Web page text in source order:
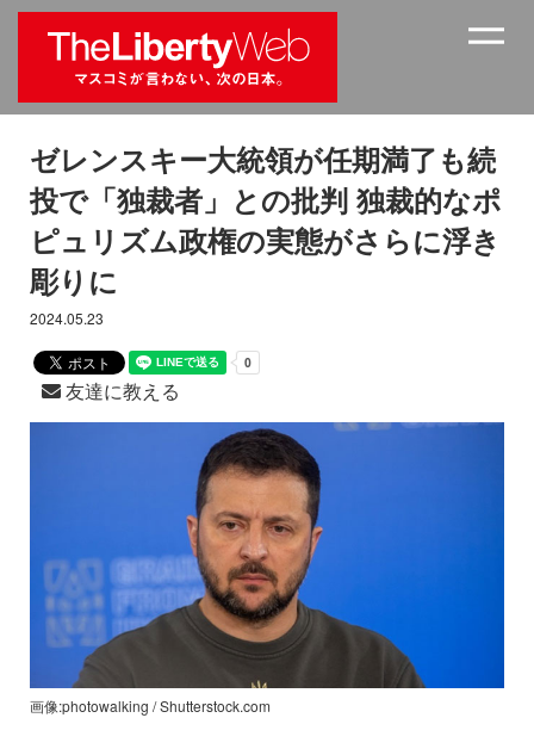
ゼレンスキー大統領が任期満了も続
投で「独裁者」との批判 独裁的なポ
ピュリズム政権の実態がさらに浮き
彫りに
2024.05.23
友達に教える
画像:photowalking / Shutterstock.com